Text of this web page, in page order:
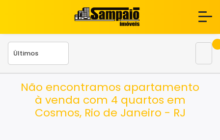
Não encontramos apartamento
à venda com 4 quartos em
Cosmos, Rio de Janeiro - RJ